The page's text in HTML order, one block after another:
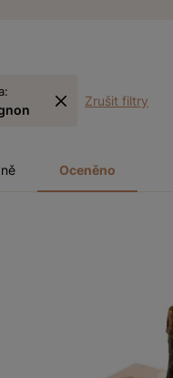
Zrušit filtry
Oceněno